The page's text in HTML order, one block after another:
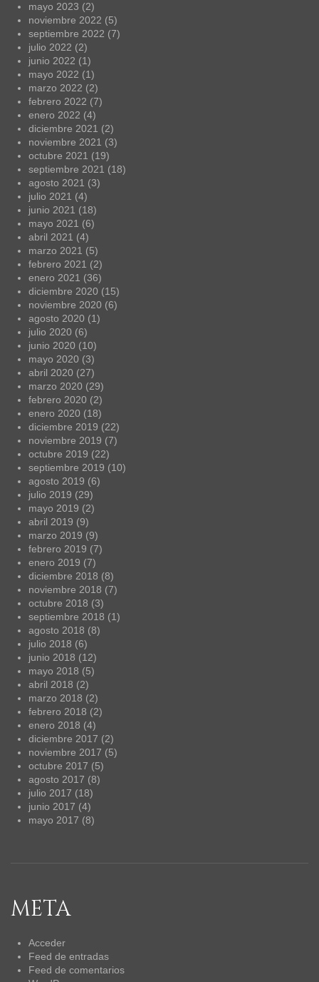
mayo 2023 (2)
noviembre 2022 (5)
septiembre 2022 (7)
julio 2022 (2)
junio 2022 (1)
mayo 2022 (1)
marzo 2022 (2)
febrero 2022 (7)
enero 2022 (4)
diciembre 2021 (2)
noviembre 2021 (3)
octubre 2021 (19)
septiembre 2021 (18)
agosto 2021 (3)
julio 2021 (4)
junio 2021 (18)
mayo 2021 (6)
abril 2021 (4)
marzo 2021 (5)
febrero 2021 (2)
enero 2021 (36)
diciembre 2020 (15)
noviembre 2020 (6)
agosto 2020 (1)
julio 2020 (6)
junio 2020 (10)
mayo 2020 (3)
abril 2020 (27)
marzo 2020 (29)
febrero 2020 (2)
enero 2020 (18)
diciembre 2019 (22)
noviembre 2019 (7)
octubre 2019 (22)
septiembre 2019 (10)
agosto 2019 (6)
julio 2019 (29)
mayo 2019 (2)
abril 2019 (9)
marzo 2019 (9)
febrero 2019 (7)
enero 2019 (7)
diciembre 2018 (8)
noviembre 2018 (7)
octubre 2018 (3)
septiembre 2018 (1)
agosto 2018 (8)
julio 2018 (6)
junio 2018 (12)
mayo 2018 (5)
abril 2018 (2)
marzo 2018 (2)
febrero 2018 (2)
enero 2018 (4)
diciembre 2017 (2)
noviembre 2017 (5)
octubre 2017 (5)
agosto 2017 (8)
julio 2017 (18)
junio 2017 (4)
mayo 2017 (8)
META
Acceder
Feed de entradas
Feed de comentarios